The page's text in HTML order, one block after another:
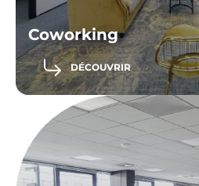
Coworking
DÉCOUVRIR